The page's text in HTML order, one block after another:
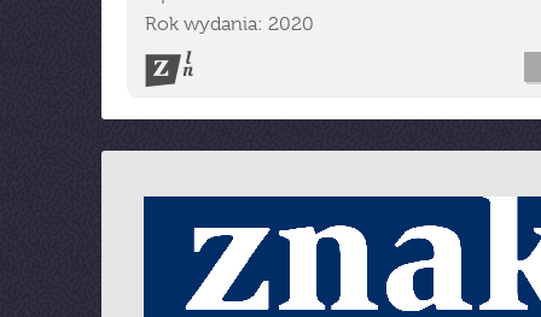
Rok wydania: 2020